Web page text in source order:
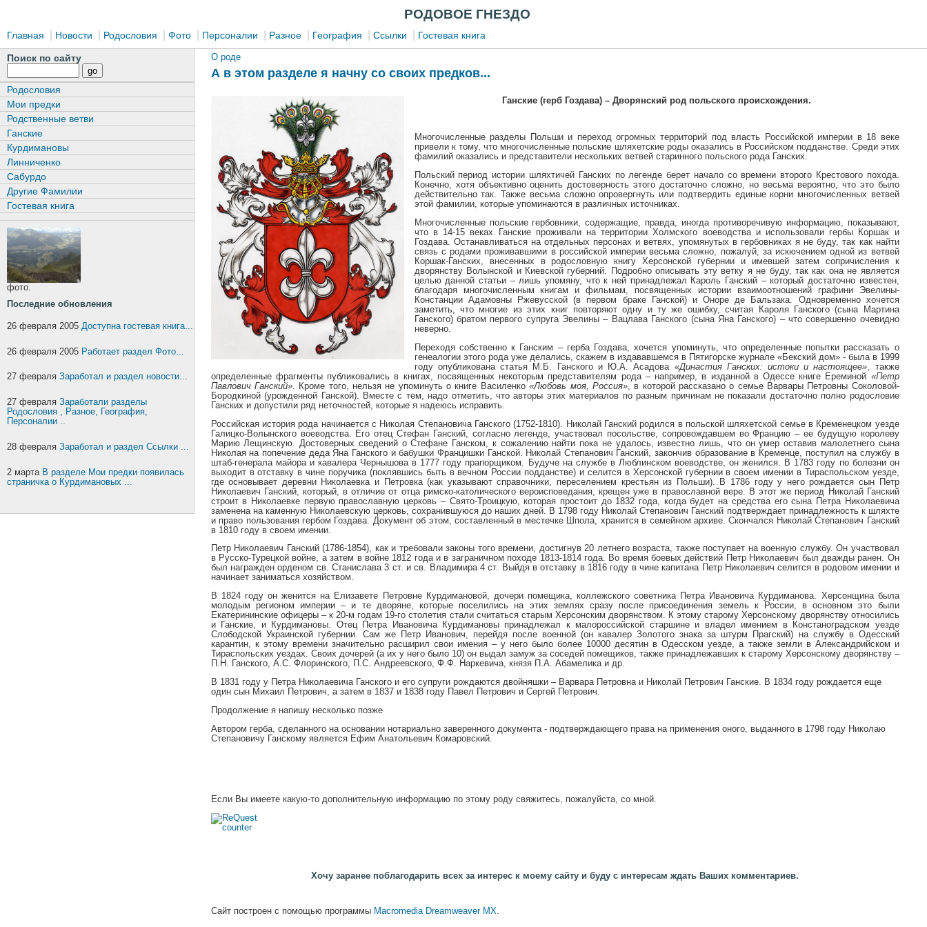
РОДОВОЕ ГНЕЗДО
Главная Новости Родословия Фото Персоналии Разное География Ссылки Гостевая книга
О роде
А в этом разделе я начну со своих предков...
Ганские (герб Гоздава) – Дворянский род польского происхождения.
Многочисленные разделы Польши и переход огромных территорий под власть Российской империи в 18 веке
привели к тому, что многочисленные польские шляхетские роды оказались в Российском подданстве. Среди этих
фамилий оказались и представители нескольких ветвей старинного польского рода Ганских.
Польский период истории шляхтичей Ганских по легенде берет начало со времени второго Крестового похода.
Конечно, хотя объективно оценить достоверность этого достаточно сложно, но весьма вероятно, что это было
действительно так. Также весьма сложно опровергнуть или подтвердить единые корни многочисленных ветвей
этой фамилии, которые упоминаются в различных источниках.
Многочисленные польские гербовники, содержащие, правда, иногда противоречивую информацию, показывают,
что в 14-15 веках Ганские проживали на территории Холмского воеводства и использовали гербы Коршак и
Гоздава. Останавливаться на отдельных персонах и ветвях, упомянутых в гербовниках я не буду, так как найти
связь с родами проживавшими в российской империи весьма сложно, пожалуй, за искючением одной из ветвей
Коршак-Ганских, внесенных в родословную книгу Херсонской губернии и имевшей затем сопричисления к
дворянству Волынской и Киевской губерний. Подробно описывать эту ветку я не буду, так как она не является
целью данной статьи – лишь упомяну, что к ней принадлежал Кароль Ганский – который достаточно известен,
благодаря многочисленным книгам и фильмам, посвященных истории взаимоотношений графини Эвелины-
Констанции Адамовны Ржевусской (в первом браке Ганской) и Оноре де Бальзака. Одновременно хочется
заметить, что многие из этих книг повторяют одну и ту же ошибку, считая Кароля Ганского (сына Мартина
Ганского) братом первого супруга Эвелины – Вацлава Ганского (сына Яна Ганского) – что совершенно очевидно
неверно.
Переходя собственно к Ганским – герба Гоздава, хочется упоминуть, что определенные попытки рассказать о
генеалогии этого рода уже делались, скажем в издававшемся в Пятигорске журнале «Бекский дом» - была в 1999
году опубликована статья М.Б. Ганского и Ю.А. Асадова «Династия Ганских: истоки и настоящее» , также
определенные фрагменты публиковались в книгах, посвященных некоторым представителям рода – например, в изданной в Одессе книге Ереминой «Петр
Павлович Ганский» . Кроме того, нельзя не упоминуть о книге Василенко«Любовь моя, Россия», в которой рассказано о семье Варвары Петровны Соколовой-
Бородкиной (урожденной Ганской). Вместе с тем, надо отметить, что авторы этих материалов по разным причинам не показали достаточно полно родословие
Ганских и допустили ряд неточностей, которые я надеюсь исправить.
Российская история рода начинается с Николая Степановича Ганского (1752-1810). Николай Ганский родился в польской шляхетской семье в Кременецком уезде
Галицко-Волынского воеводства. Его отец Стефан Ганский, согласно легенде, участвовал посольстве, сопровождавшем во Францию – ее будущую королеву
Марию Лещинскую. Достоверных сведений о Стефане Ганском, к сожалению найти пока не удалось, известно лишь, что он умер оставив малолетнего сына
Николая на попечение деда Яна Ганского и бабушки Францишки Ганской. Николай Степанович Ганский, закончив образование в Кременце, поступил на службу в
штаб-генерала майора и кавалера Чернышова в 1777 году прапорщиком. Будуче на службе в Люблинском воеводстве, он женился. В 1783 году по болезни он
выходит в отставку в чине поручика (поклявшись быть в вечном России подданстве) и селится в Херсонской губернии в своем имении в Тираспольском уезде,
где основывает деревни Николаевка и Петровка (как указывают справочники, переселением крестьян из Польши). В 1786 году у него рождается сын Петр
Николаевич Ганский, который, в отличие от отца римско-католического вероисповедания, крещен уже в православной вере. В этот же период Николай Ганский
строит в Николаевке первую православную церковь – Свято-Троицкую, которая простоит до 1832 года, когда будет на средства его сына Петра Николаевича
заменена на каменную Николаевскую церковь, сохранившуюся до наших дней. В 1798 году Николай Степанович Ганский подтверждает принадлежность к шляхте
и право пользования гербом Гоздава. Документ об этом, составленный в местечке Шпола, хранится в семейном архиве. Скончался Николай Степанович Ганский
в 1810 году в своем имении.
Петр Николаевич Ганский (1786-1854), как и требовали законы того времени, достигнув 20 летнего возраста, также поступает на военную службу. Он участвовал
в Русско-Турецкой войне, а затем в войне 1812 года и в заграничном походе 1813-1814 года. Во время боевых действий Петр Николаевич был дважды ранен. Он
был награжден орденом св. Станислава 3 ст. и св. Владимира 4 ст. Выйдя в отставку в 1816 году в чине капитана Петр Николаевич селится в родовом имении и
начинает заниматься хозяйством.
В 1824 году он женится на Елизавете Петровне Курдимановой, дочери помещика, коллежского советника Петра Ивановича Курдиманова. Херсонщина была
молодым регионом империи – и те дворяне, которые поселились на этих землях сразу после присоединения земель к России, в основном это были
Екатерининские офицеры – к 20-м годам 19-го столетия стали считаться старым Херсонским дворянством. К этому старому Херсонскому дворянству относились
и Ганские, и Курдимановы. Отец Петра Ивановича Курдимановы принадлежал к малороссийской старшине и владел имением в Констаноградском уезде
Слободской Украинской губернии. Сам же Петр Иванович, перейдя после военной (он кавалер Золотого знака за штурм Прагский) на службу в Одесский
карантин, к этому времени значительно расширил свои имения – у него было более 10000 десятин в Одесском уезде, а также земли в Александрийском и
Тираспольских уездах. Своих дочерей (а их у него было 10) он выдал замуж за соседей помещиков, также принадлежавших к старому Херсонскому дворянству –
П.Н. Ганского, А.С. Флоринского, П.С. Андреевского, Ф.Ф. Наркевича, князя П.А. Абамелика и др.
В 1831 году у Петра Николаевича Ганского и его супруги рождаются двойняшки – Варвара Петровна и Николай Петрович Ганские. В 1834 году рождается еще
один сын Михаил Петрович, а затем в 1837 и 1838 году Павел Петрович и Сергей Петрович.
Продолжение я напишу несколько позже
Автором герба, сделанного на основании нотариально заверенного документа - подтверждающего права на применения оного, выданного в 1798 году Николаю
Степановичу Ганскому является Ефим Анатольевич Комаровский.
Если Вы имеете какую-то дополнительную информацию по этому роду свяжитесь, пожалуйста, со мной.
Хочу заранее поблагодарить всех за интерес к моему сайту и буду с интересам ждать Ваших комментариев.
Сайт построен с помощью программы Macromedia Dreamweaver MX.
Поиск по сайту
Родословия
Мои предки
Родственные ветви
Ганские
Курдимановы
Линниченко
Сабурдо
Другие Фамилии
Гостевая книга
фото.
Последние обновления
26 февраля 2005 Доступна гостевая книга
26 февраля 2005 Работает раздел Фото...
27 февраля Заработал и раздел новости...
27 февраля Заработали разделы
Родословия , Разное, География,
Персоналии ..
28 февраля Заработал и раздел Ссылки ...
2 марта В разделе Мои предки появилась
страничка о Курдимановых